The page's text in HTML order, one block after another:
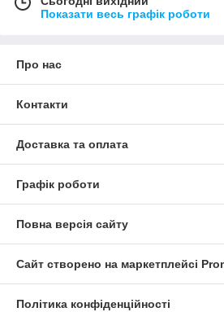
Показати весь графік роботи
Про нас
Контакти
Доставка та оплата
Графік роботи
Повна версія сайту
Сайт створено на маркетплейсі
Політика конфіденційності